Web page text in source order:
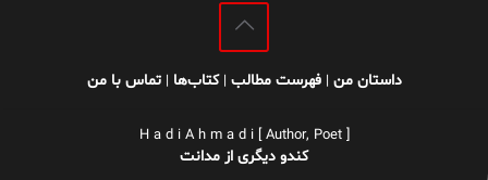
داستان من |فهرست مطالب |کتاب‌ها |تماس با من
H a d i A h m a d i [ Author, Poet ]
کندو دیگری از مدانت